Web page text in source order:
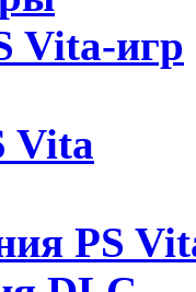
Vita-игр
Vita
PS